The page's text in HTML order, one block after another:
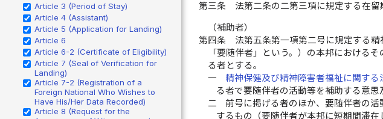
Article 3 (Period of Stay)
Article 4 (Assistant)
Article 5 (Application for Landing)
Article 6
Article 6-2 (Certificate of Eligibility)
Article 7 (Seal of Verification for
Landing)
Article 7-2 (Registration of a
Foreign National Who Wishes to
Have His/Her Data Recorded)
Article 8 (Request for the
第三条
法第二条の二第三項に規定する在
（補助者）
第四条
法第五条第一項第二号に規定する
「要随伴者」という。）の本邦における
る者とする。
一
精神保健及び精神障害者福祉に関する
る者で要随伴者の活動等を補助する意思
二
前号に掲げる者のほか、要随伴者の
するもの（要随伴者が本邦に短期間滞